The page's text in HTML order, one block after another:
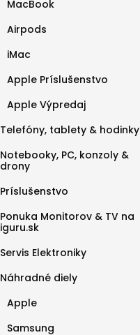
MacBook
Airpods
iMac
Apple Príslušenstvo
Apple Výpredaj
Telefóny, tablety & hodinky
Notebooky, PC, konzoly &
drony
Príslušenstvo
Ponuka Monitorov & TV na
iguru.sk
Servis Elektroniky
Náhradné diely
Apple
Samsung